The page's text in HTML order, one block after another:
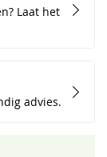
Laat het
advies.